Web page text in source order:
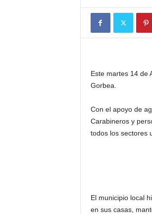
Este martes 14 de
Gorbea.
Con el apoyo de
Carabineros y
todos los sectores
El municipio local
en sus casas,